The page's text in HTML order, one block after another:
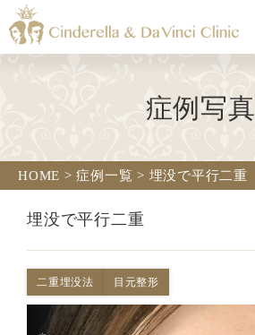
症例写真
HOME >症例一覧 > 埋没で平行二重
埋没で平行二重
二重埋没法 目元整形